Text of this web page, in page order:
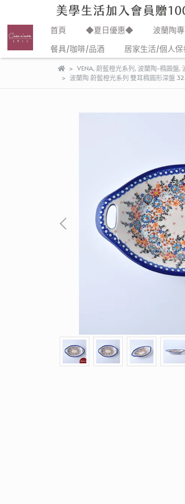
首頁 ◆夏日優惠◆ 波蘭陶
餐具/咖啡/品酒
居家生活/個人
VENA, 蔚藍橙光系列, 波蘭陶-橢圓盤,
波蘭陶 蔚藍橙光系列 雙耳橢圓形深盤